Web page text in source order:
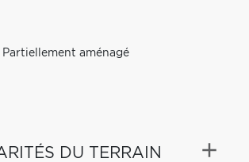
Partiellement aménagé
DU TERRAIN